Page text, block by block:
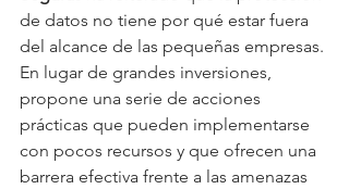
de datos no tiene por qué estar fuera
del alcance de las pequeñas empresas.
En lugar de grandes inversiones,
propone una serie de acciones
prácticas que pueden implementarse
con pocos recursos y que ofrecen una
barrera efectiva frente a las amenazas